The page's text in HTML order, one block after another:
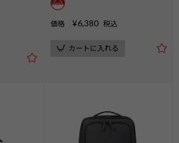
価格 ¥6,380 税込
カートに入れる